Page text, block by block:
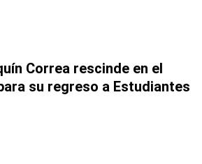
Correa rescinde en el
su regreso a Estudiantes